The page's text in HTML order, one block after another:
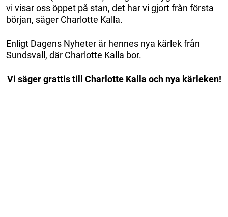
vi visar oss öppet på stan, det har vi gjort från första
början, säger Charlotte Kalla.
Enligt Dagens Nyheter är hennes nya kärlek från
Sundsvall, där Charlotte Kalla bor.
Vi säger grattis till Charlotte Kalla och nya kärleken!